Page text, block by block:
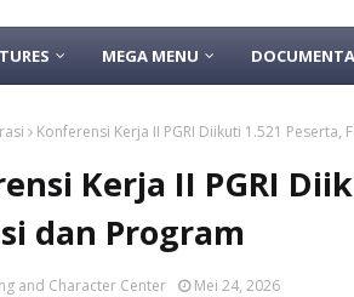
MEGA MENU
Konferensi Kerja II PGRI Diikuti 1.521 Peserta,
Kerja II PGRI
dan Program
and Character Center Mei 24, 2026